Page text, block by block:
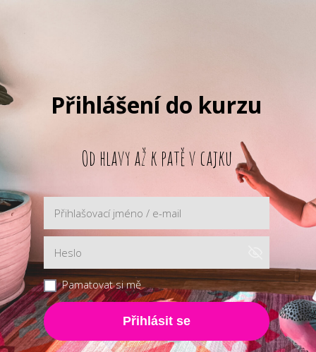
Přihlášení do kurzu
Od hlavy až k patě v cajku
Pamatovat si mě
Přihlásit se